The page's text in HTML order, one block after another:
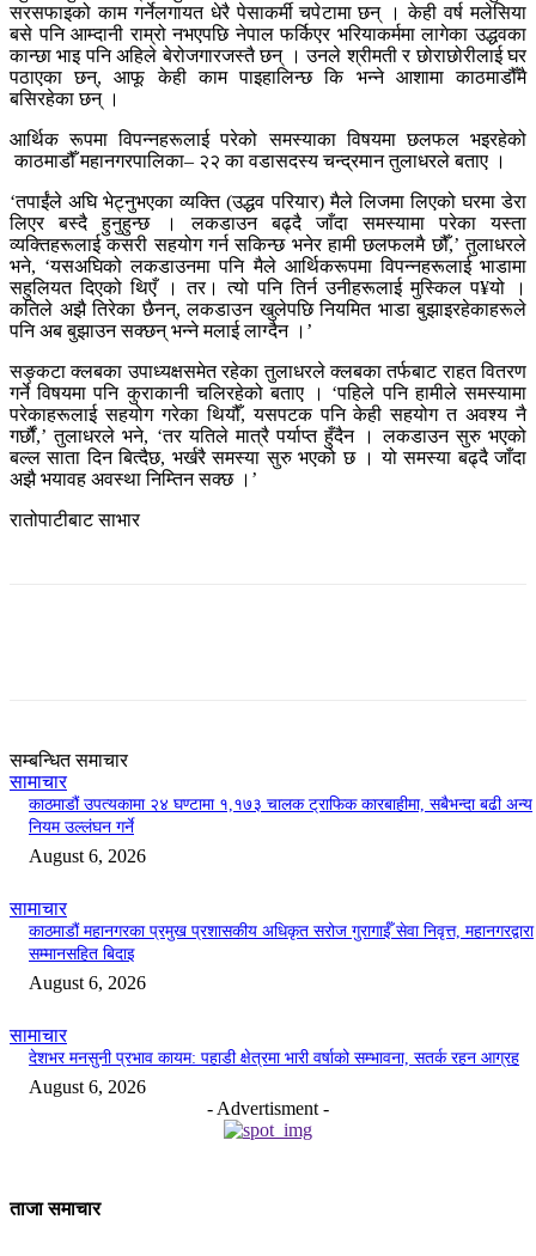
सरसफाइको काम गर्नेलगायत धेरै पेसाकर्मी चपेटामा छन् । केही वर्ष मलेसिया
बसे पनि आम्दानी राम्रो नभएपछि नेपाल फर्किएर भरियाकर्ममा लागेका उद्धवका
कान्छा भाइ पनि अहिले बेरोजगारजस्तै छन् । उनले श्रीमती र छोराछोरीलाई घर
पठाएका छन्, आफू केही काम पाइहालिन्छ कि भन्ने आशामा काठमाडौँमै
बसिरहेका छन् ।
आर्थिक रूपमा विपन्नहरूलाई परेको समस्याका विषयमा छलफल भइरहेको
काठमाडौँ महानगरपालिका– २२ का वडासदस्य चन्द्रमान तुलाधरले बताए ।
‘तपाईंले अघि भेट्नुभएका व्यक्ति (उद्धव परियार) मैले लिजमा लिएको घरमा डेरा
लिएर बस्दै हुनुहुन्छ । लकडाउन बढ्दै जाँदा समस्यामा परेका यस्ता
व्यक्तिहरूलाई कसरी सहयोग गर्न सकिन्छ भनेर हामी छलफलमै छौँ,’ तुलाधरले
भने, ‘यसअघिको लकडाउनमा पनि मैले आर्थिकरूपमा विपन्नहरूलाई भाडामा
सहुलियत दिएको थिएँ । तर। त्यो पनि तिर्न उनीहरूलाई मुस्किल प¥यो ।
कतिले अझै तिरेका छैनन्, लकडाउन खुलेपछि नियमित भाडा बुझाइरहेकाहरूले
पनि अब बुझाउन सक्छन् भन्ने मलाई लाग्दैन ।’
सङ्कटा क्लबका उपाध्यक्षसमेत रहेका तुलाधरले क्लबका तर्फबाट राहत वितरण
गर्ने विषयमा पनि कुराकानी चलिरहेको बताए । ‘पहिले पनि हामीले समस्यामा
परेकाहरूलाई सहयोग गरेका थियौँ, यसपटक पनि केही सहयोग त अवश्य नै
गर्छौं,’ तुलाधरले भने, ‘तर यतिले मात्रै पर्याप्त हुँदैन । लकडाउन सुरु भएको
बल्ल साता दिन बित्दैछ, भर्खरै समस्या सुरु भएको छ । यो समस्या बढ्दै जाँदा
अझै भयावह अवस्था निम्तिन सक्छ ।’
रातोपाटीबाट साभार
सम्बन्धित समाचार
सामाचार
काठमाडौं उपत्यकामा २४ घण्टामा १,१७३ चालक ट्राफिक कारबाहीमा, सबैभन्दा बढी अन्य
नियम उल्लंघन गर्ने
August 6, 2026
सामाचार
काठमाडौं महानगरका प्रमुख प्रशासकीय अधिकृत सरोज गुरागाईँ सेवा निवृत्त, महानगरद्वारा
सम्मानसहित बिदाइ
August 6, 2026
सामाचार
देशभर मनसुनी प्रभाव कायम: पहाडी क्षेत्रमा भारी वर्षाको सम्भावना, सतर्क रहन आग्रह
August 6, 2026
- Advertisment -
ताजा समाचार